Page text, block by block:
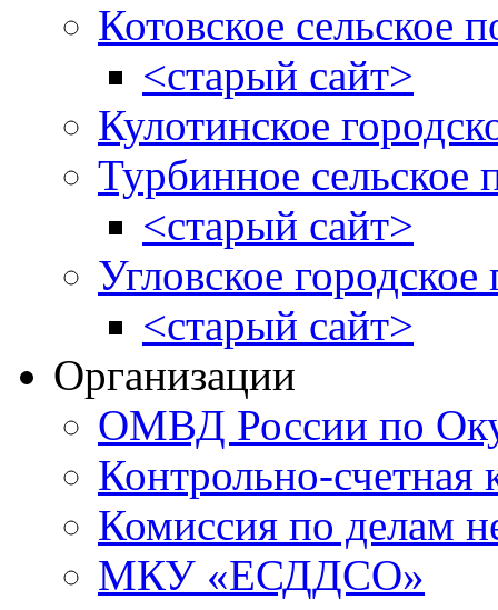
Котовское сельское
<старый сайт>
Кулотинское
Турбинное сельское
<старый сайт>
Угловское городское
<старый сайт>
Организации
ОМВД России по
Контрольно-счетная
Комиссия по делам
МКУ «ЕСДДСО»